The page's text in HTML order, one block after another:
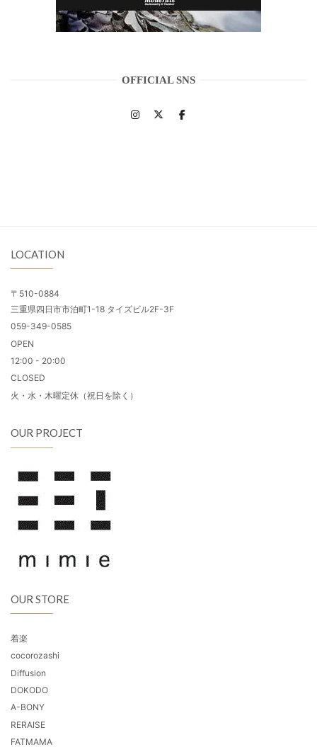
OFFICIAL SNS
LOCATION
〒510-0884
三重県四日市市泊町1-18 タイズビル2F-3F
059-349-0585
OPEN
12:00 - 20:00
CLOSED
火・水・木曜定休（祝日を除く）
OUR PROJECT
OUR STORE
着楽
cocorozashi
Diffusion
DOKODO
A-BONY
RERAISE
FATMAMA